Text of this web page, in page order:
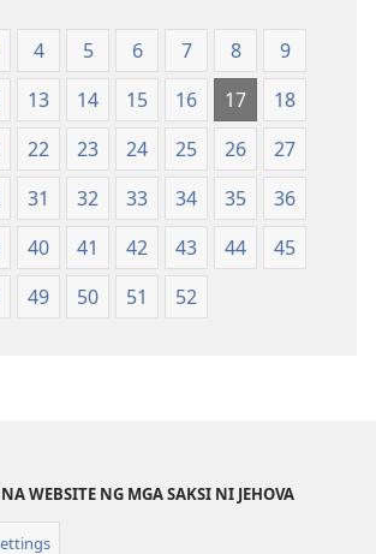
of
the
Holy
Scriptures
(Softcover
Edition)
of
the
Holy
Scriptures
(Softcover
Edition)
4 5 6 7 8
9
13 14 15 16 17
18
22 23 24 25 26
27
31 32 33 34 35
36
40 41 42 43 44
45
49 50 51 52
WEBSITE NG MGA SAKSI NI JEHOVA